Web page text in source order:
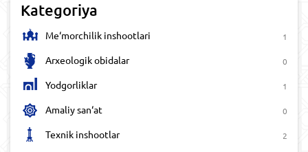
Kategoriya
Me‘morchilik inshootlari 1
Arxeologik obidalar 0
Yodgorliklar 1
Amaliy san‘at 0
Texnik inshootlar 2